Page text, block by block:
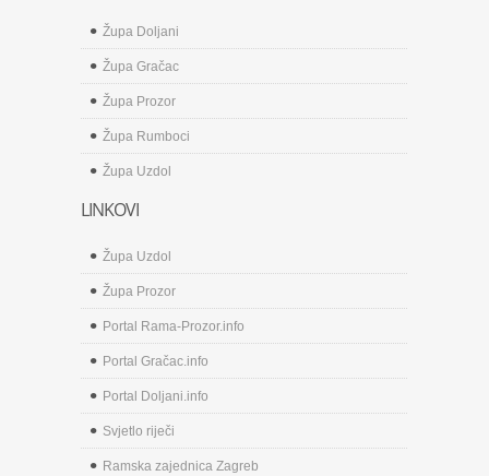
Župa Doljani
Župa Gračac
Župa Prozor
Župa Rumboci
Župa Uzdol
LINKOVI
Župa Uzdol
Župa Prozor
Portal Rama-Prozor.info
Portal Gračac.info
Portal Doljani.info
Svjetlo riječi
Ramska zajednica Zagreb